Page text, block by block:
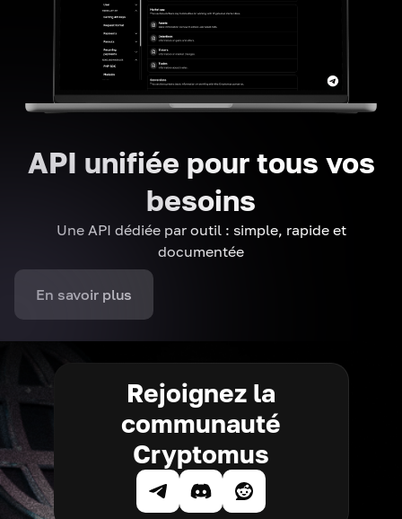
API unifiée pour tous vos
besoins
Une API dédiée par outil : simple, rapide et
documentée
En savoir plus
Rejoignez la
communauté
Cryptomus